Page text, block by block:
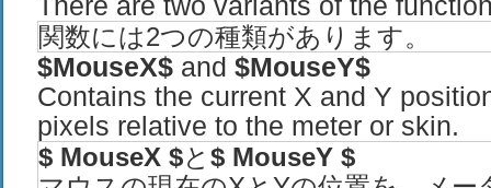
関数には2つの種類があります。
$MouseX$ and $MouseY$
Contains the current X and Y
pixels relative to the meter or skin.
$ MouseX $と $ MouseY $